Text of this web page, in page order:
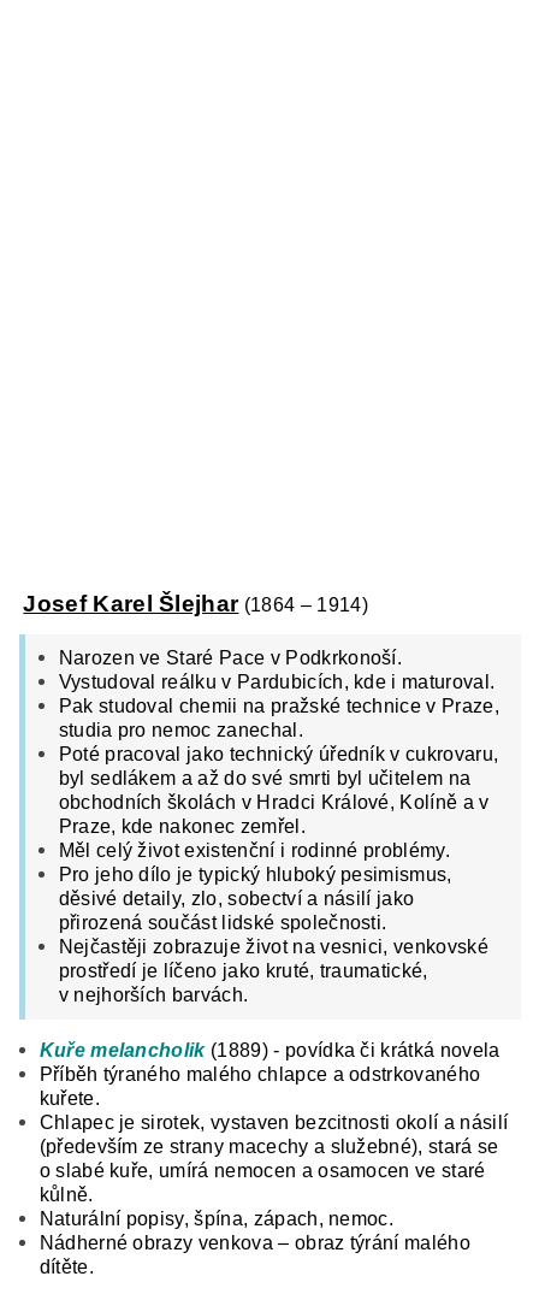
Josef Karel Šlejhar (1864 – 1914)
Narozen ve Staré Pace v Podkrkonoší.
Vystudoval reálku v Pardubicích, kde i maturoval.
Pak studoval chemii na pražské technice v Praze,
studia pro nemoc zanechal.
Poté pracoval jako technický úředník v cukrovaru,
byl sedlákem a až do své smrti byl učitelem na
obchodních školách v Hradci Králové, Kolíně a v
Praze, kde nakonec zemřel.
Měl celý život existenční i rodinné problémy.
Pro jeho dílo je typický hluboký pesimismus,
děsivé detaily, zlo, sobectví a násilí jako
přirozená součást lidské společnosti.
Nejčastěji zobrazuje život na vesnici, venkovské
prostředí je líčeno jako kruté, traumatické,
v nejhorších barvách.
Kuřemelancholik (1889) - povídka či krátká novela
Příběh týraného malého chlapce a odstrkovaného
kuřete.
Chlapec je sirotek, vystaven bezcitnosti okolí a násilí
(především ze strany macechy a služebné), stará se
o slabé kuře, umírá nemocen a osamocen ve staré
kůlně.
Naturální popisy, špína, zápach, nemoc.
Nádherné obrazy venkova – obraz týrání malého
dítěte.